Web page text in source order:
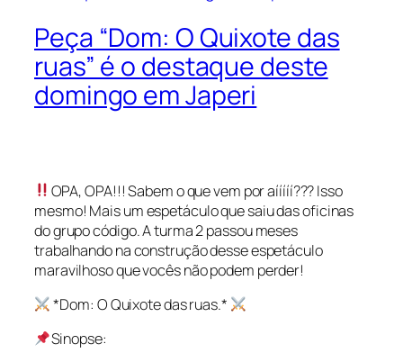
Peça “Dom: O Quixote das
ruas” é o destaque deste
domingo em Japeri
OPA, OPA!!! Sabem o que vem por aííííí??? Isso
mesmo! Mais um espetáculo que saiu das oficinas
do grupo código. A turma 2 passou meses
trabalhando na construção desse espetáculo
maravilhoso que vocês não podem perder!
*Dom: O Quixote das ruas.*
Sinopse: